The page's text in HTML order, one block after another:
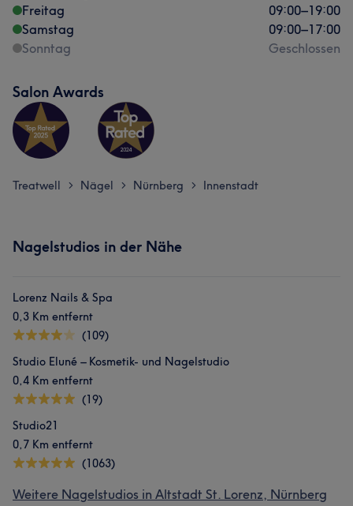
Freitag
09:00–19:00
Samstag
09:00–17:00
Sonntag
Geschlossen
Salon Awards
Treatwell > Nägel > Nürnberg > Innenstadt
Nagelstudios in der Nähe
Lorenz Nails & Spa
0,3 Km entfernt
(109)
Studio Eluné – Kosmetik- und Nagelstudio
0,4 Km entfernt
(19)
Studio21
0,7 Km entfernt
(1063)
Weitere Nagelstudios in Altstadt St. Lorenz, Nürnberg